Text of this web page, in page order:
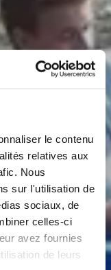
le contenu
relatives aux
Nous
sur l'utilisation de
sociaux, de
celles-ci
avez fournies
de leurs
&
Wallendorf-Pont